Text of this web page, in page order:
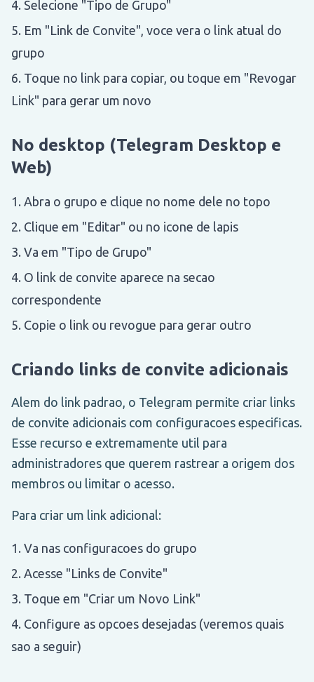
Selecione "Tipo de Grupo"
Em "Link de Convite", voce vera o link atual do
grupo
Toque no link para copiar, ou toque em "Revogar
Link" para gerar um novo
No desktop (Telegram Desktop e
Web)
Abra o grupo e clique no nome dele no topo
Clique em "Editar" ou no icone de lapis
Va em "Tipo de Grupo"
O link de convite aparece na secao
correspondente
Copie o link ou revogue para gerar outro
Criando links de convite adicionais
Alem do link padrao, o Telegram permite criar links
de convite adicionais com configuracoes especificas.
Esse recurso e extremamente util para
administradores que querem rastrear a origem dos
membros ou limitar o acesso.
Para criar um link adicional:
Va nas configuracoes do grupo
Acesse "Links de Convite"
Toque em "Criar um Novo Link"
Configure as opcoes desejadas (veremos quais
sao a seguir)